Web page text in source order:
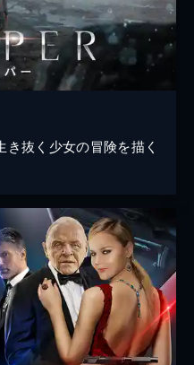
抜く少女の冒険を描く